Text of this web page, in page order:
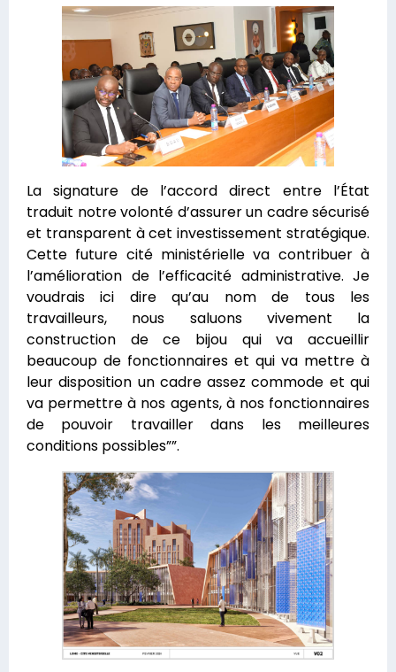
La signature de l’accord direct entre l’État
traduit notre volonté d’assurer un cadre sécurisé
et transparent à cet investissement stratégique.
Cette future cité ministérielle va contribuer à
l’amélioration de l’efficacité administrative. Je
voudrais ici dire qu’au nom de tous les
travailleurs, nous saluons vivement la
construction de ce bijou qui va accueillir
beaucoup de fonctionnaires et qui va mettre à
leur disposition un cadre assez commode et qui
va permettre à nos agents, à nos fonctionnaires
de pouvoir travailler dans les meilleures
conditions possibles””.